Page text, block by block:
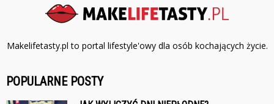
Makelifetasty.pl to portal lifestyle'owy dla osób kochających życie.
POPULARNE POSTY